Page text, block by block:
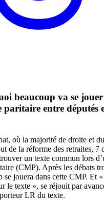
beaucoup va se
paritaire entre députés
où la majorité de droite et
de la réforme des retraites, 7
un texte commun lors
(CMP). Après les débats
se jouera dans cette CMP. Et
le texte », se réjouit par
LR du texte.